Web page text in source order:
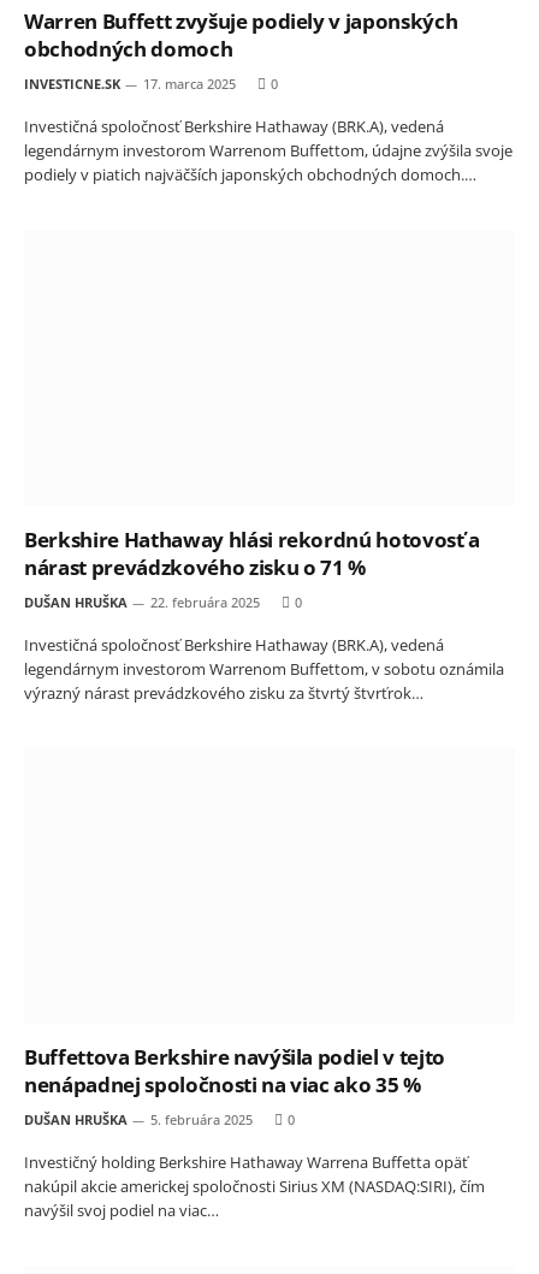
Warren Buffett zvyšuje podiely v japonských
obchodných domoch
INVESTICNE.SK 17. marca 2025 0
Investičná spoločnosť Berkshire Hathaway (BRK.A), vedená
legendárnym investorom Warrenom Buffettom, údajne zvýšila svoje
podiely v piatich najväčších japonských obchodných domoch.…
Berkshire Hathaway hlási rekordnú hotovosť a
nárast prevádzkového zisku o 71 %
DUŠAN HRUŠKA 22. februára 2025 0
Investičná spoločnosť Berkshire Hathaway (BRK.A), vedená
legendárnym investorom Warrenom Buffettom, v sobotu oznámila
výrazný nárast prevádzkového zisku za štvrtý štvrťrok…
Buffettova Berkshire navýšila podiel v tejto
nenápadnej spoločnosti na viac ako 35 %
DUŠAN HRUŠKA 5. februára 2025 0
Investičný holding Berkshire Hathaway Warrena Buffetta opäť
nakúpil akcie americkej spoločnosti Sirius XM (NASDAQ:SIRI), čím
navýšil svoj podiel na viac…